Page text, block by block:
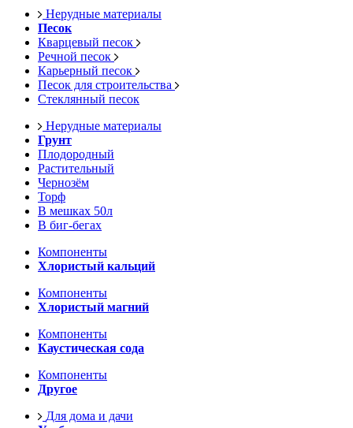
Нерудные материалы
Песок
Кварцевый песок
Речной песок
Карьерный песок
Песок для строительства
Стеклянный песок
Нерудные материалы
Грунт
Плодородный
Растительный
Чернозём
Торф
В мешках 50л
В биг-бегах
Компоненты
Хлористый кальций
Компоненты
Хлористый магний
Компоненты
Каустическая сода
Компоненты
Другое
Для дома и дачи